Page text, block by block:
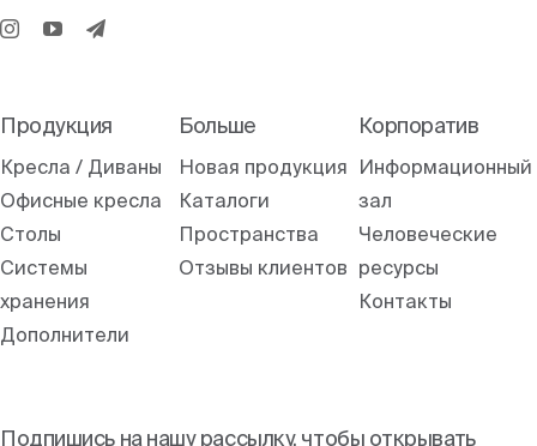
Продукция
Кресла / Диваны
Офисные кресла
Столы
Системы
хранения
Дополнители
Больше
Новая продукция
Каталоги
Пространства
Отзывы клиентов
Корпоратив
Информационный
зал
Человеческие
ресурсы
Контакты
Подпишись на нашу рассылку, чтобы открывать